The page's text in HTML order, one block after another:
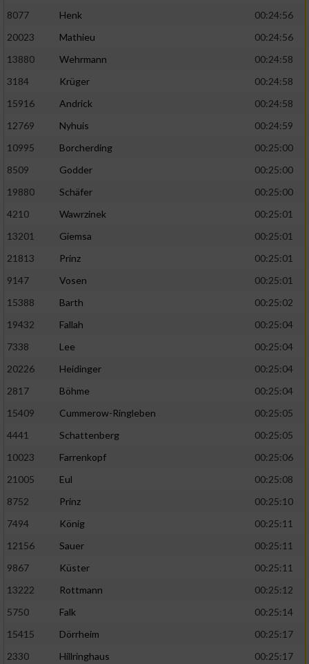
8077
Henk
00:24:56
20023
Mathieu
00:24:56
13880
Wehrmann
00:24:58
3184
Krüger
00:24:58
15916
Andrick
00:24:58
12769
Nyhuis
00:24:59
10995
Borcherding
00:25:00
8509
Godder
00:25:00
19880
Schäfer
00:25:00
4210
Wawrzinek
00:25:01
13201
Giemsa
00:25:01
21813
Prinz
00:25:01
9147
Vosen
00:25:01
15388
Barth
00:25:02
19432
Fallah
00:25:04
7338
Lee
00:25:04
20226
Heidinger
00:25:04
2817
Böhme
00:25:04
15409
Cummerow-Ringleben
00:25:05
4441
Schattenberg
00:25:05
10023
Farrenkopf
00:25:06
21005
Eul
00:25:08
8752
Prinz
00:25:10
7494
König
00:25:11
12156
Sauer
00:25:11
9867
Küster
00:25:11
13222
Rottmann
00:25:12
5750
Falk
00:25:14
15415
Dörrheim
00:25:17
2330
Hillringhaus
00:25:17